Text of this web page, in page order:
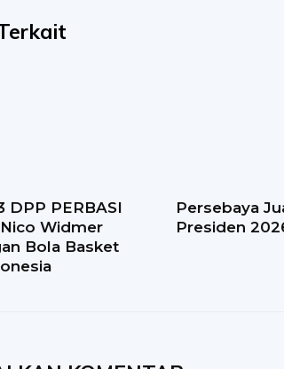
DPP PERBASI
Widmer
Bola Basket
Persebaya
Presiden